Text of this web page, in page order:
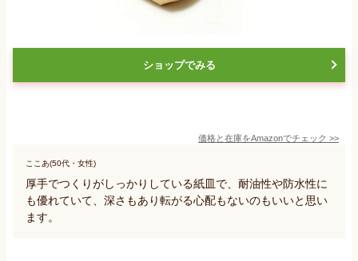
ショップでみる
価格と在庫をAmazonでチェック >>
ここあ(50代・女性)
厚手でつくりがしっかりしている紙皿で、耐油性や防水性に
も優れていて、深さもあり転がる心配もないのもいいと思い
ます。